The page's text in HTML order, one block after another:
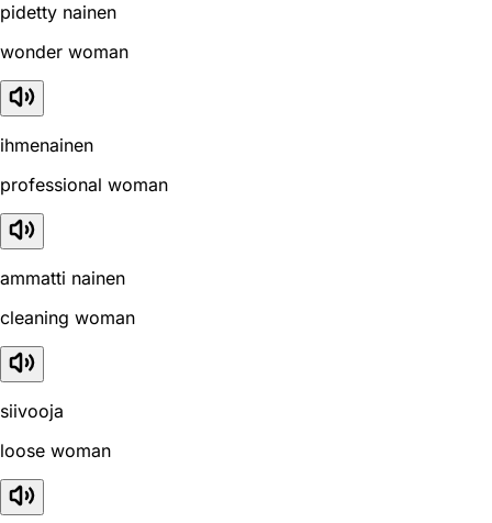
pidetty nainen
wonder woman
ihmenainen
professional woman
ammatti nainen
cleaning woman
siivooja
loose woman